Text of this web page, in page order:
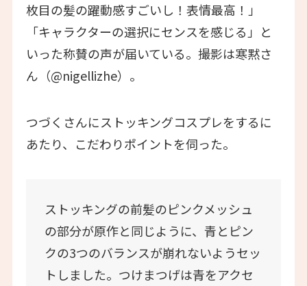
枚目の髪の躍動感すごいし！表情最高！」
「キャラクターの選択にセンスを感じる」と
いった称賛の声が届いている。撮影は寒黙さ
ん（@nigellizhe）。
つづくさんにストッキングコスプレをするに
あたり、こだわりポイントを伺った。
ストッキングの前髪のピンクメッシュ
の部分が原作と同じように、青とピン
クの3つのバランスが崩れないようセッ
トしました。つけまつげは青をアクセ